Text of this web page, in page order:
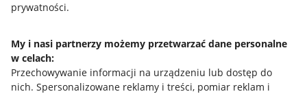
prywatności.
My i nasi partnerzy możemy przetwarzać dane personalne
w celach:
Przechowywanie informacji na urządzeniu lub dostęp do
nich. Spersonalizowane reklamy i treści, pomiar reklam i
Jak to działa
Allegro Gadane dla sprzedających
Allegro Gadane dla kupujących